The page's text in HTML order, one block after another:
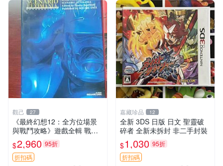
觀己 27
《最終幻想12：全方位場景
與戰鬥攻略》遊戲全輯 戰略
遊戲 攻略書 全景解析
$2,960 95折
折扣碼
嘉藏珍品 12
全新 3DS 日版 日文 聖靈破
碎者 全新未拆封 非二手封裝
$1,030 95折
折扣碼